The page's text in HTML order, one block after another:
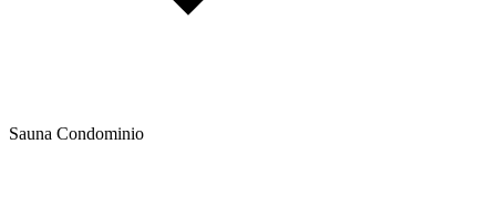
Sauna Condominio